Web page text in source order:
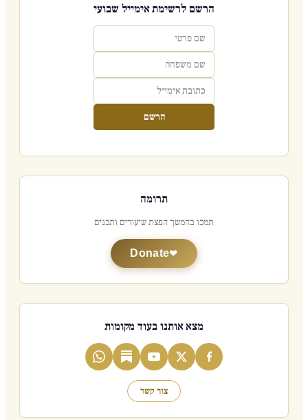
הרשם לרשימת אימייל שבועי
הרשם
תרומה
תמכו בהמשך הפצת שיעורים ותכנים
Donate
מצא אותנו בעוד מקומות
צור קשר